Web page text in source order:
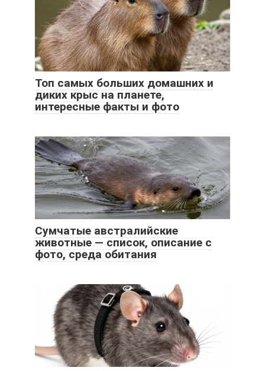
Топ самых больших домашних и
диких крыс на планете,
интересные факты и фото
Сумчатые австралийские
животные — список, описание с
фото, среда обитания